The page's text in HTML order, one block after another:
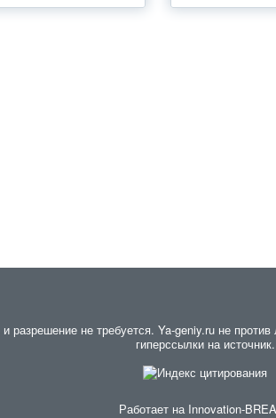
не требуется. Ya-geniy.ru не
гиперссылки на источник.
Работает на Innovation-